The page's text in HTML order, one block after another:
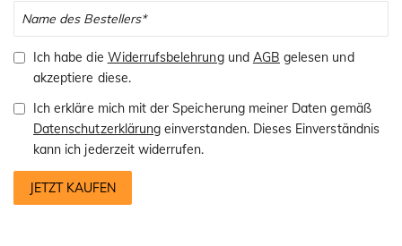
Ich habe die Widerrufsbelehrungund AGB gelesen und
akzeptiere diese.
Ich erkläre mich mit der Speicherung meiner Daten gemäß
Datenschutzerklärung einverstanden. Dieses Einverständnis
kann ich jederzeit widerrufen.
JETZT KAUFEN